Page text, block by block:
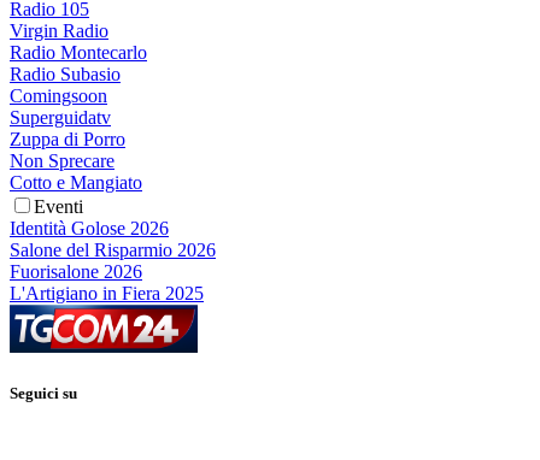
Radio 105
Virgin Radio
Radio Montecarlo
Radio Subasio
Comingsoon
Superguidatv
Zuppa di Porro
Non Sprecare
Cotto e Mangiato
Eventi
Identità Golose 2026
Salone del Risparmio 2026
Fuorisalone 2026
L'Artigiano in Fiera 2025
Seguici su